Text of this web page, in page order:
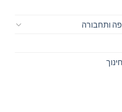
ותחבורה